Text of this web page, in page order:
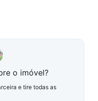
o imóvel?
e tire todas as